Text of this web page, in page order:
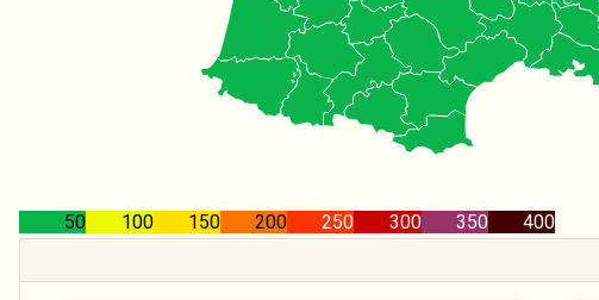
50 100 150 200 250 300 350
400